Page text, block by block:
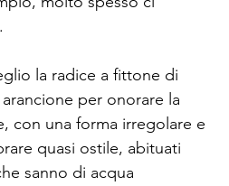
la radice a fittone di
per onorare la
con una forma irregolare e
quasi ostile, abituati
sanno di acqua